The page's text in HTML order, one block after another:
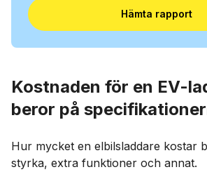
Hämta rapport
Kostnaden för en EV-
beror på
Hur mycket en elbilsladdare kostar
styrka, extra funktioner och annat.